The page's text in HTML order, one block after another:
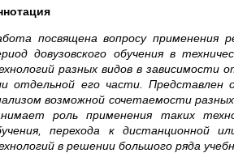
посвящена вопросу применения
довузовского обучения в
разных видов в зависимости
отдельной его части. Представлен
возможной сочетаемости
роль применения таких
перехода к дистанционной
в решении большого ряда